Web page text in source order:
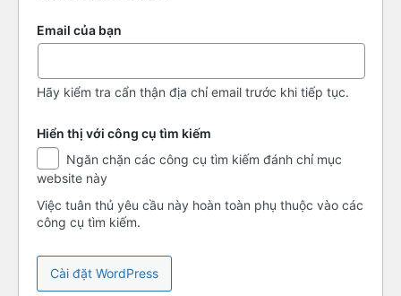
Email của bạn
Hãy kiểm tra cẩn thận địa chỉ email trước khi tiếp tục.
Hiển thị với công cụ tìm kiếm
Hiển
thị
với
công
cụ
website này
Việc tuân thủ yêu cầu này hoàn toàn phụ thuộc vào các
công cụ tìm kiếm.